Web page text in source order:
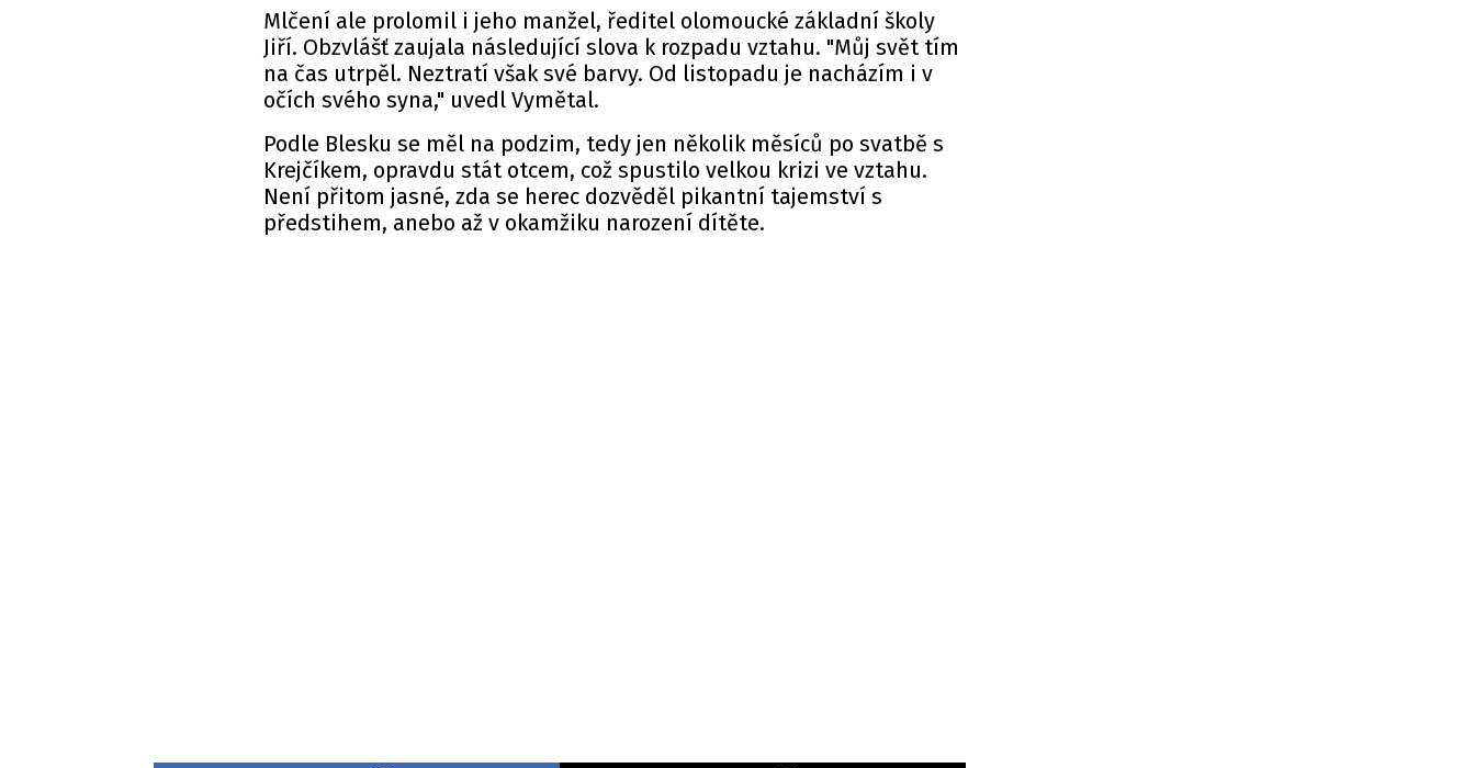
Mlčení ale prolomil i jeho manžel, ředitel olomoucké základní školy
Jiří. Obzvlášť zaujala následující slova k rozpadu vztahu. "Můj svět tím
na čas utrpěl. Neztratí však své barvy. Od listopadu je nacházím i v
očích svého syna," uvedl Vymětal.
Podle Blesku se měl na podzim, tedy jen několik měsíců po svatbě s
Krejčíkem, opravdu stát otcem, což spustilo velkou krizi ve vztahu.
Není přitom jasné, zda se herec dozvěděl pikantní tajemství s
předstihem, anebo až v okamžiku narození dítěte.